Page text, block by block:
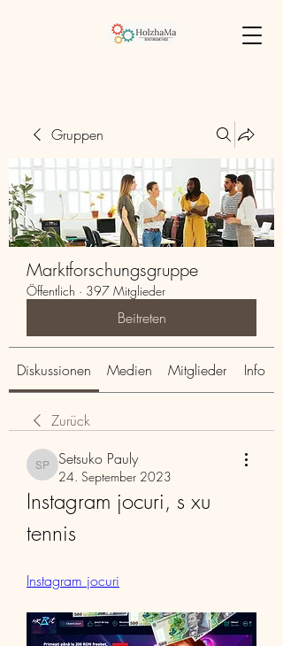
Gruppen
Marktforschungsgruppe
Öffentlich · 397 Mitglieder
Beitreten
Diskussionen Medien Mitglieder Info
Zurück
Setsuko Pauly
Setsuko Pauly
24. September 2023
Instagram jocuri, s xu
tennis
Instagram jocuri